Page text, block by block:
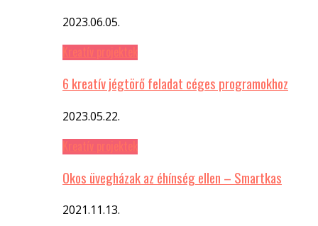
2023.06.05.
6 kreatív jégtörő feladat céges programokhoz
2023.05.22.
Okos üvegházak az éhínség ellen – Smartkas
2021.11.13.